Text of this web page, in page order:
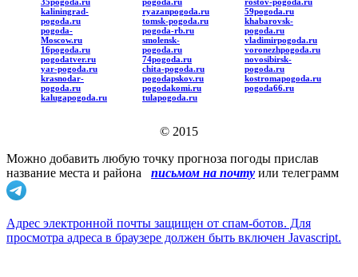
kaliningrad-
pogoda.ru
pogoda-
Moscow.ru
16pogoda.ru
pogodatver.ru
yar-pogoda.ru
krasnodar-
pogoda.ru
kalugapogoda.ru
ryazanpogoda.ru
tomsk-pogoda.ru
pogoda-rb.ru
smolensk-
pogoda.ru
74pogoda.ru
chita-pogoda.ru
pogodapskov.ru
pogodakomi.ru
tulapogoda.ru
59pogoda.ru
khabarovsk-
pogoda.ru
vladimirpogoda.ru
voronezhpogoda.ru
novosibirsk-
pogoda.ru
kostromapogoda.ru
pogoda66.ru
© 2015
Можно добавить любую точку прогноза погоды прислав
название места и района
письмом на почту или телеграмм
Адрес электронной почты защищен от спам-ботов. Для
просмотра адреса в браузере должен быть включен Javascript.